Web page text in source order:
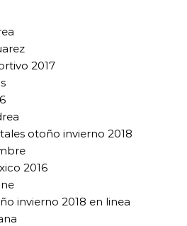
2017
otoño invierno 2018
2016
invierno 2018 en linea